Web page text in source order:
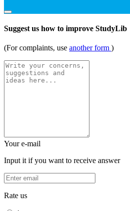
Suggest us how to improve StudyLib
(For complaints, use another form )
Your e-mail
Input it if you want to receive answer
Rate us